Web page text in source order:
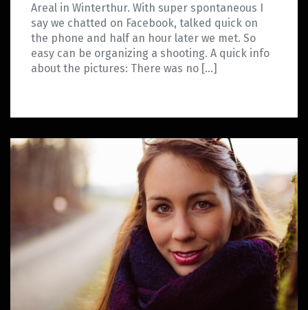
Areal in Winterthur. With super spontaneous I
say we chatted on Facebook, talked quick on
the phone and half an hour later we met. So
easy can be organizing a shooting. A quick info
about the pictures: There was no […]